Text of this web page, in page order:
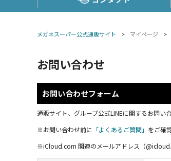
メガネスーパー公式通販サイト > マイページ >
お問い合わせ
お問い合わせフォーム
通販サイト、グループ公式LINEに関するお問い
※お問い合わせ前に 「よくあるご質問」 をご確
※iCloud.com 関連のメールアドレス（